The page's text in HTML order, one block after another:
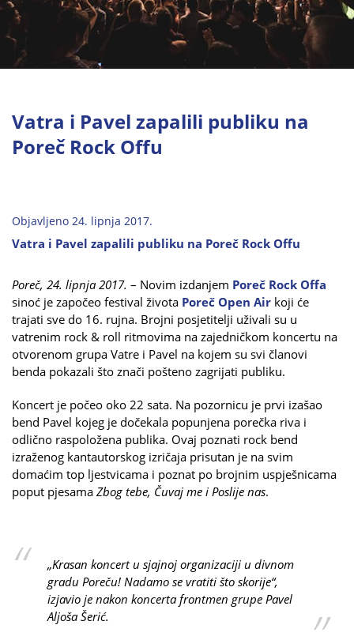
Vatra i Pavel zapalili publiku na
Poreč Rock Offu
Objavljeno 24. lipnja 2017.
Vatra i Pavel zapalili publiku na Poreč Rock Offu
Poreč, 24. lipnja 2017. – Novim izdanjem Poreč Rock Offa
sinoć je započeo festival života Poreč Open Air koji će
trajati sve do 16. rujna. Brojni posjetitelji uživali su u
vatrenim rock & roll ritmovima na zajedničkom koncertu na
otvorenom grupa Vatre i Pavel na kojem su svi članovi
benda pokazali što znači pošteno zagrijati publiku.
Koncert je počeo oko 22 sata. Na pozornicu je prvi izašao
bend Pavel kojeg je dočekala popunjena porečka riva i
odlično raspoložena publika. Ovaj poznati rock bend
izraženog kantautorskog izričaja prisutan je na svim
domaćim top ljestvicama i poznat po brojnim uspješnicama
poput pjesama Zbog tebe, Čuvaj me i Poslije nas.
„Krasan koncert u sjajnoj organizaciji u divnom
gradu Poreču! Nadamo se vratiti što skorije“,
izjavio je nakon koncerta frontmen grupe Pavel
Aljoša Šerić.